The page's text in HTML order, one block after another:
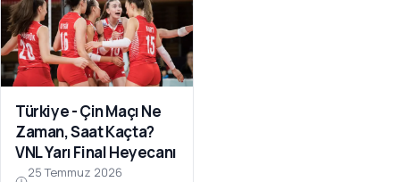
Türkiye - Çin Maçı Ne
Zaman, Saat Kaçta?
VNL Yarı Final Heyecanı
25 Temmuz 2026